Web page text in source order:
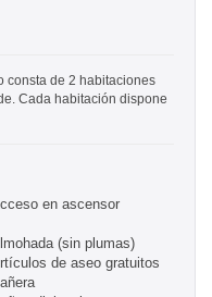
consta de 2 habitaciones
Cada habitación dispone
en ascensor
(sin plumas)
de aseo gratuitos